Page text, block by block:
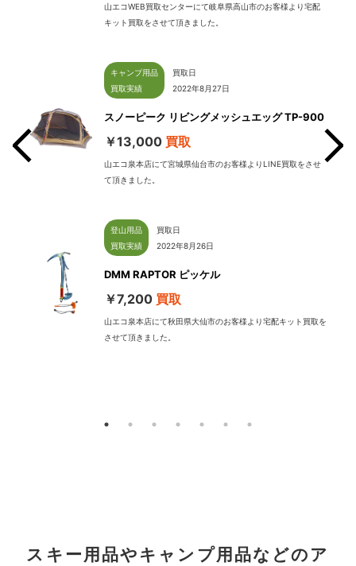
山エコWEB買取センターにて岐阜県高山市のお客様より宅配
キット買取をさせて頂きました。
キャンプ用品
買取実績
買取日
2022年8月27日
スノーピーク リビングメッシュエッグ TP-900
￥13,000 買取
山エコ泉本店にて宮城県仙台市のお客様よりLINE買取をさせ
て頂きました。
登山用品
買取実績
買取日
2022年8月26日
DMM RAPTOR ピッケル
￥7,200 買取
山エコ泉本店にて秋田県大仙市のお客様より宅配キット買取を
させて頂きました。
スキー用品やキャンプ用品などのア